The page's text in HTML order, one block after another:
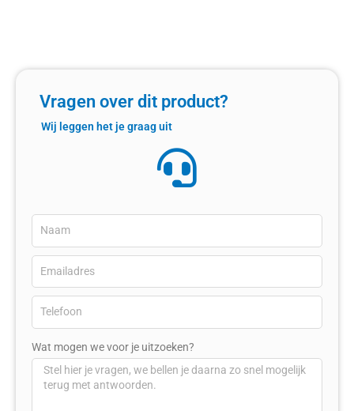
Vragen over dit product?
Wij leggen het je graag uit
Wat mogen we voor je uitzoeken?